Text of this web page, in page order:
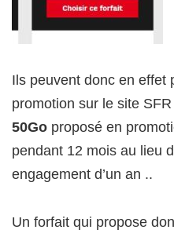
Ils peuvent donc en effet
promotion sur le site
50Go proposé en
pendant 12 mois au lieu
engagement d’un an ..
Un forfait qui propose